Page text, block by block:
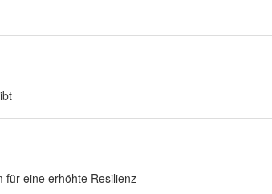
für eine erhöhte Resilienz